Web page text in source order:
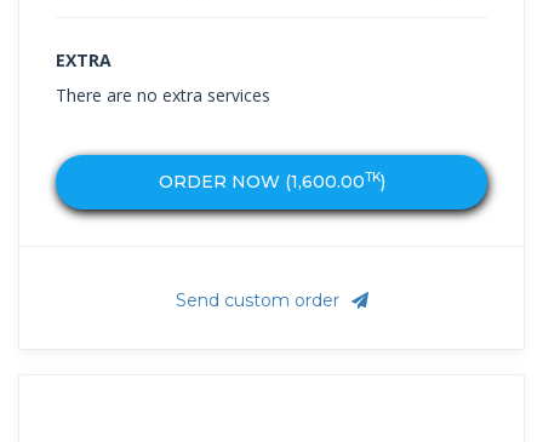
ORDER NOW (1,600.00TK)
EXTRA
There are no extra services
Send custom order